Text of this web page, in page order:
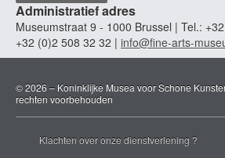
Administratief adres
Museumstraat 9 - 1000 Brussel | Tel.:
+32 (0)2 508 32 32 | info@fine-arts-
© 2026 – Koninklijke Musea voor Schone
rechten voorbehouden
Klachten over onze dienstverlening ?